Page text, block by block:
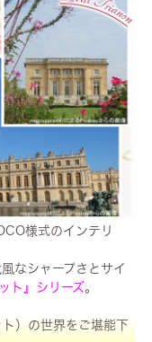
様式のインテリ
なシャープさとサイ
ト』シリーズ。
）の世界をご堪能下